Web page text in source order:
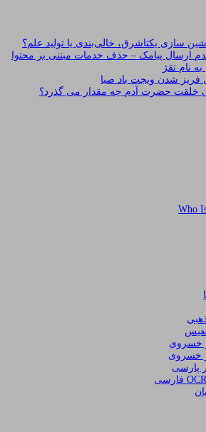
سازی یکتاشرق، خالی‌بندی یا تولید علم؟
ارسال پیامک – حذف خدمات مبتنی بر محتوا
نام تقژ
شدن ویجت باد صبا
خلقت حضرت آدم چه مقدار می گذرد؟
Who
نفیس
خسروی
خسروی
پارسی